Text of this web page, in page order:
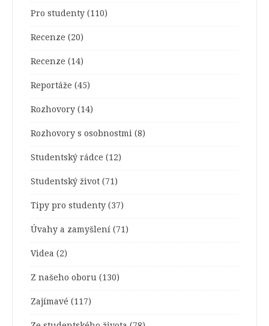
Pro studenty (110)
Recenze (20)
Recenze (14)
Reportáže (45)
Rozhovory (14)
Rozhovory s osobnostmi (8)
Studentský rádce (12)
Studentský život (71)
Tipy pro studenty (37)
Úvahy a zamyšlení (71)
Videa (2)
Z našeho oboru (130)
Zajímavé (117)